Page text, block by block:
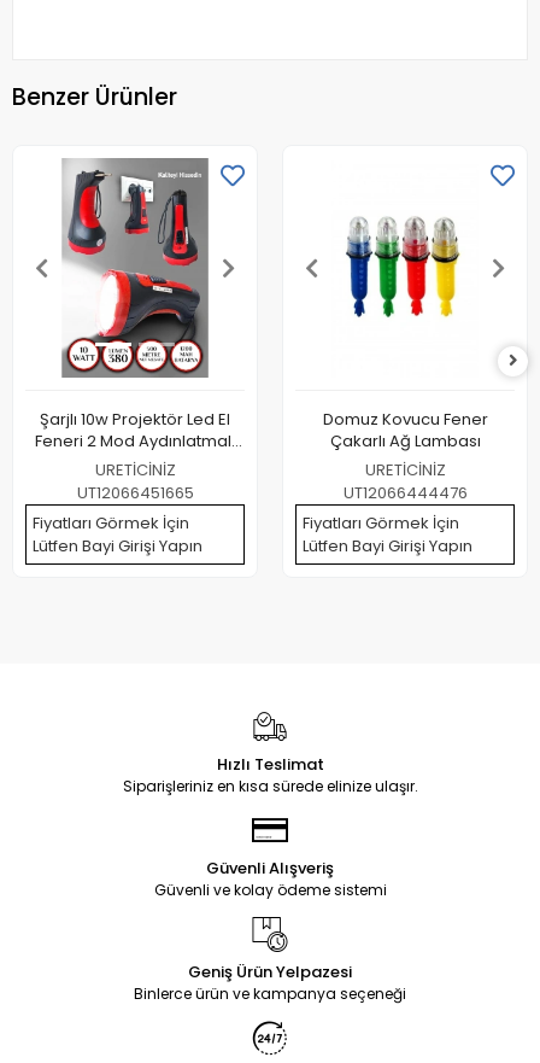
Benzer Ürünler
Şarjlı 10w Projektör Led El
Feneri 2 Mod Aydınlatmalı
Uzun Menzil Güvenlik Bekçi
Polis Feneri Işıldak
URETİCİNİZ
UT12066451665
Fiyatları Görmek İçin
Lütfen Bayi Girişi Yapın
Domuz Kovucu Fener
Çakarlı Ağ Lambası
URETİCİNİZ
UT12066444476
Fiyatları Görmek İçin
Lütfen Bayi Girişi Yapın
Hızlı Teslimat
Siparişleriniz en kısa sürede elinize ulaşır.
Güvenli Alışveriş
Güvenli ve kolay ödeme sistemi
Geniş Ürün Yelpazesi
Binlerce ürün ve kampanya seçeneği